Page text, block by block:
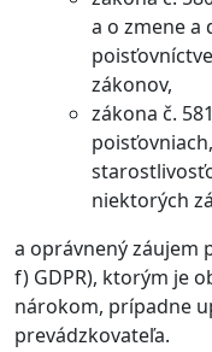
a o zmene a
zákonov,
zákona č.
niektorých
a oprávnený záujem
f) GDPR), ktorým je
nárokom, prípadne
prevádzkovateľa.